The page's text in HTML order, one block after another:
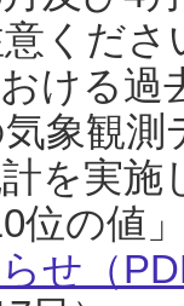
くだ
ける過
気象観
を実
位の値
せ（